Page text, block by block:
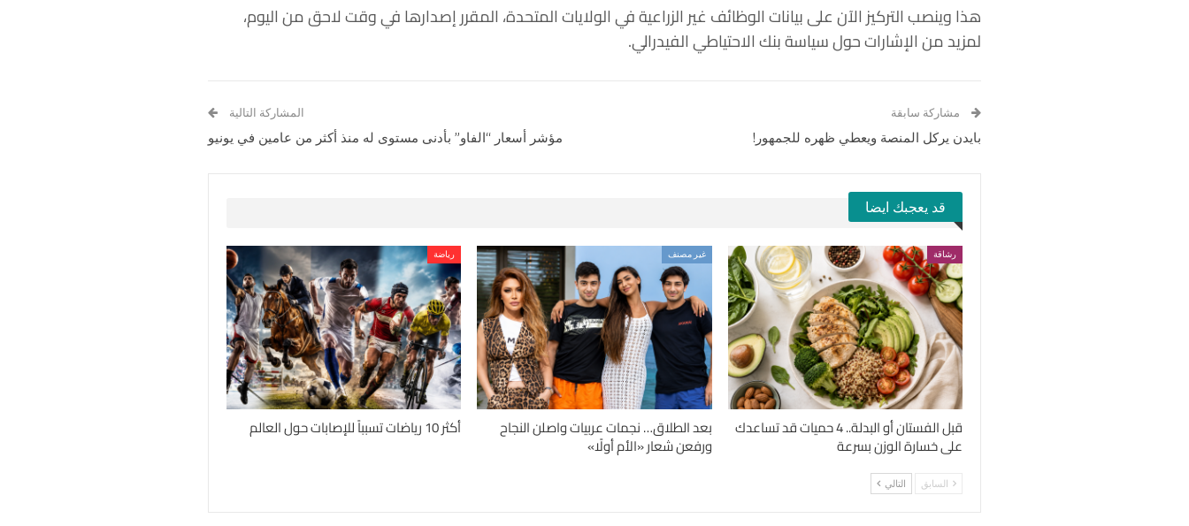
هذا وينصب التركيز الآن على بيانات الوظائف غير الزراعية في الولايات المتحدة، المقرر إصدارها في وقت لاحق من اليوم،
لمزيد من الإشارات حول سياسة بنك الاحتياطي الفيدرالي.
مشاركة سابقة
بايدن يركل المنصة ويعطي ظهره للجمهور!
المشاركة التالية
مؤشر أسعار “الفاو” بأدنى مستوى له منذ أكثر من عامين في يونيو
قد يعجبك ايضا
رشاقة
قبل الفستان أو البدلة.. 4 حميات قد تساعدك
على خسارة الوزن بسرعة
غير مصنف
بعد الطلاق… نجمات عربيات واصلن النجاح
ورفعن شعار «الأم أولًا»
رياضة
أكثر 10 رياضات تسبباً للإصابات حول العالم
السابق التالي